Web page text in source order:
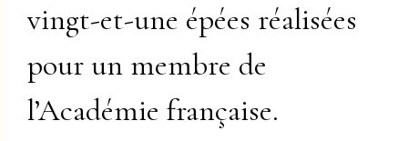
vingt-et-une épées réalisées
pour un membre de
l’Académie française.